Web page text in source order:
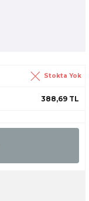
Stokta Yok
388,69 TL